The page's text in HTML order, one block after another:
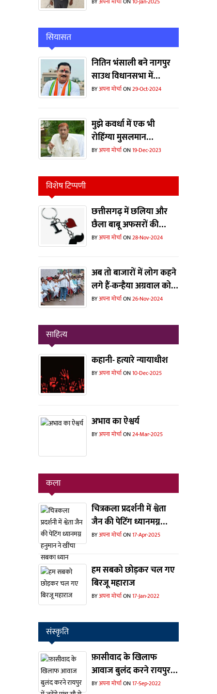
सियासत
नितिन भंसाली बने नागपुर
साउथ विधानसभा में
कॉर्डिनेटर
BYअपना मोर्चाON29-Oct-2024
मुझे कवर्धा में एक भी
रोहिंग्या मुसलमान
दिखाओ...भाजपा ने चुनाव
का इस्तेमाल किया- मोहम्मद
BYअपना मोर्चाON19-Dec-2023
विशेष टिप्पणी
छत्तीसगढ़ में छलिया और
छैला बाबू अफसरों की
भरमार !
BYअपना मोर्चाON28-Nov-2024
अब तो बाजारों में लोग कहने
लगे हैं-कन्हैया अग्रवाल को
टिकट मिलती तो जीत जाते !
BYअपना मोर्चाON26-Nov-2024
साहित्य
कहानी- हत्यारे न्यायाधीश
BYअपना मोर्चाON10-Dec-2025
अभाव का ऐश्वर्य
BYअपना मोर्चाON24-Mar-2025
कला
चित्रकला प्रदर्शनी में श्वेता
जैन की पेटिंग ध्यानमग्न
हनुमान ने खींचा सबका
BYअपना मोर्चाON17-Apr-2025
हम सबको छोड़कर चल गए
बिरजू महाराज
BYअपना मोर्चाON17-Jan-2022
संस्कृति
फ़ासीवाद के खिलाफ
आवाज बुलंद करने रायपुर में
जुटेंगे पांच सौ से ज्यादा
BYअपना मोर्चाON17-Sep-2022